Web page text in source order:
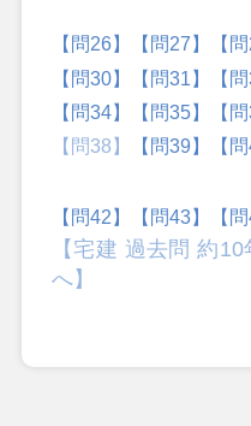
【 問26】 【問27】 【
【問30】
【問31】 【
【問34】
【問35】 【
【問38】
【問39】 【
【問42】 【問43】 【
【宅建 過去問 約
へ】